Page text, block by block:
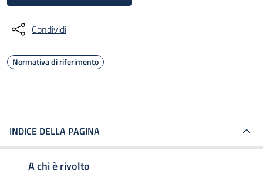
Condividi
Normativa di riferimento
INDICE DELLA PAGINA
A chi è rivolto